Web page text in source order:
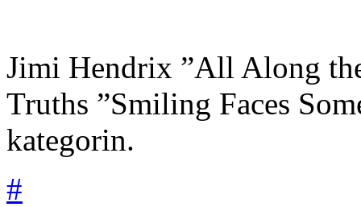
Jimi Hendrix ”All Along
Truths ”Smiling Faces
kategorin.
#